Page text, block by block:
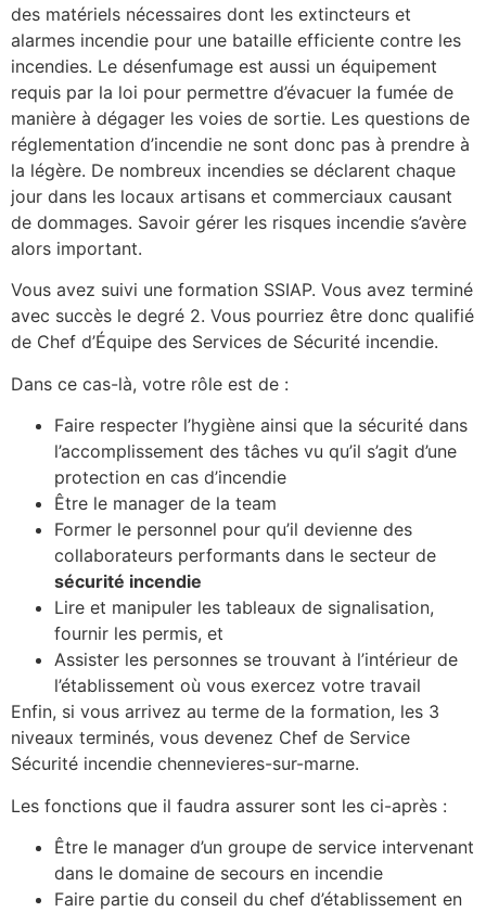
des matériels nécessaires dont les extincteurs et
alarmes incendie pour une bataille efficiente contre les
incendies. Le désenfumage est aussi un équipement
requis par la loi pour permettre d’évacuer la fumée de
manière à dégager les voies de sortie. Les questions de
réglementation d’incendie ne sont donc pas à prendre à
la légère. De nombreux incendies se déclarent chaque
jour dans les locaux artisans et commerciaux causant
de dommages. Savoir gérer les risques incendie s’avère
alors important.
Vous avez suivi une formation SSIAP. Vous avez terminé
avec succès le degré 2. Vous pourriez être donc qualifié
de Chef d’Équipe des Services de Sécurité incendie.
Dans ce cas-là, votre rôle est de :
Faire respecter l’hygiène ainsi que la sécurité dans
l’accomplissement des tâches vu qu’il s’agit d’une
protection en cas d’incendie
Être le manager de la team
Former le personnel pour qu’il devienne des
collaborateurs performants dans le secteur de
sécurité incendie
Lire et manipuler les tableaux de signalisation,
fournir les permis, et
Assister les personnes se trouvant à l’intérieur de
l’établissement où vous exercez votre travail
Enfin, si vous arrivez au terme de la formation, les 3
niveaux terminés, vous devenez Chef de Service
Sécurité incendie chennevieres-sur-marne.
Les fonctions que il faudra assurer sont les ci-après :
Être le manager d’un groupe de service intervenant
dans le domaine de secours en incendie
Faire partie du conseil du chef d’établissement en